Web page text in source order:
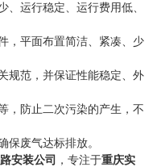
、运行稳定、运行费用低、
，平面布置简洁、紧凑、少
规范，并保证性能稳定、外
，防止二次污染的产生，不
保废气达标排放。
安装公司 ，专注于重庆实